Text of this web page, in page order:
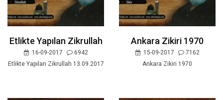
Etlikte Yapılan Zikrullah
16-09-2017
6942
Etlikte Yapılan Zikrullah 13.09.2017
Ankara Zikiri 1970
15-09-2017
7162
Ankara Zikiri 1970